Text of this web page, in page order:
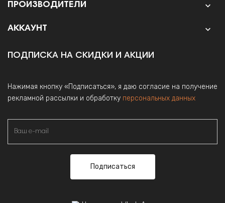
ПРОИЗВОДИТЕЛИ 
АККАУНТ 
ПОДПИСКА НА СКИДКИ И АКЦИИ
Нажимая кнопку «Подписаться», я даю согласие на получение
рекламной рассылки и обработку персональных данных
Подписаться